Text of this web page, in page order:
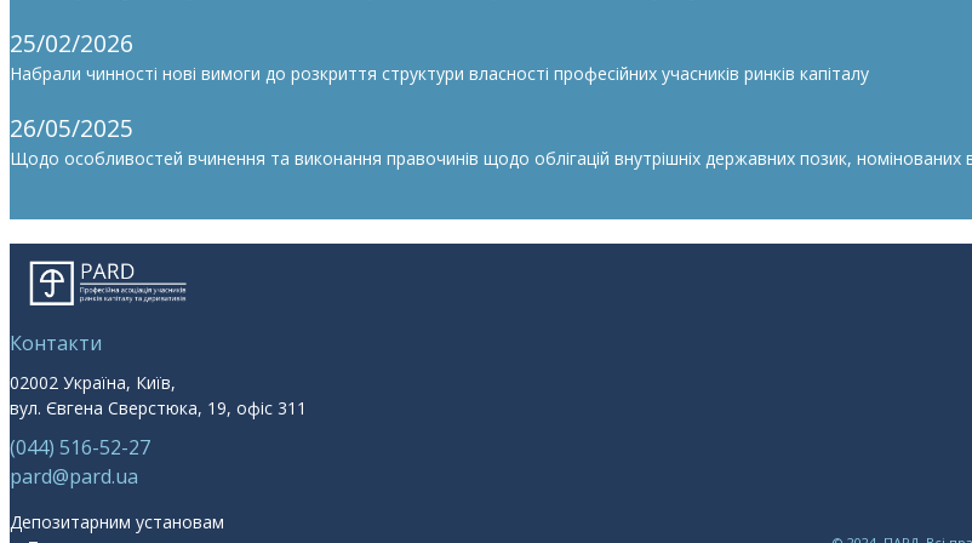
25/02/2026
Набрали чинності нові вимоги до розкриття структури власності професійних учасників ринків капіталу
26/05/2025
Щодо особливостей вчинення та виконання правочинів щодо облігацій внутрішніх державних позик, номінованих в
Контакти
02002 Україна, Київ,
вул. Євгена Сверстюка, 19, офіс 311
(044) 516-52-27
pard@pard.ua
Депозитарним установам